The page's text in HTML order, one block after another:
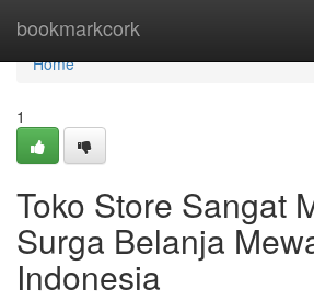
bookmarkcork
Home
Home
1
Toko Store Sangat
Surga Belanja
Indonesia